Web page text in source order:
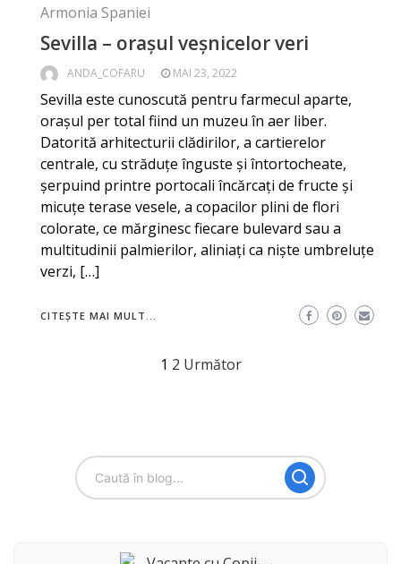
Armonia Spaniei
Sevilla – orașul veșnicelor veri
ANDA_COFARU MAI 23, 2022
Sevilla este cunoscută pentru farmecul aparte,
orașul per total fiind un muzeu în aer liber.
Datorită arhitecturii clădirilor, a cartierelor
centrale, cu străduțe înguste și întortocheate,
șerpuind printre portocali încărcați de fructe și
micuțe terase vesele, a copacilor plini de flori
colorate, ce mărginesc fiecare bulevard sau a
multitudinii palmierilor, aliniați ca niște umbreluțe
verzi, […]
CITEȘTE MAI MULT...
1 2 Următor